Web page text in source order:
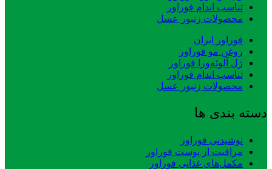
تناسب اندام فوراور
محصولات زنبور عسل
فوراور ایران
روغن مو فوراور
ژل آلوئه‌ورا فوراور
تناسب اندام فوراور
محصولات زنبور عسل
دسته بندی ها
نوشیدنی فوراور
مراقبت از پوست فوراور
مکمل‌های غذایی فوراور